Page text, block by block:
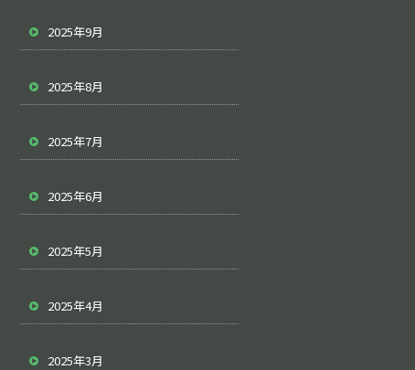
2025年9月
2025年8月
2025年7月
2025年6月
2025年5月
2025年4月
2025年3月